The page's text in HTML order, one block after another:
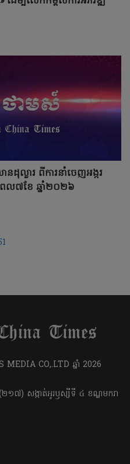
ល្លារ ពីការនាំចេញអង្ករ
ល៧ខែ ឆ្នាំ២០២៦
CO,.LTD ឆ្នាំ​ 2026
៧) សង្កាត់អូរឫស្សីទី ៤ ខណ្ឌមករា